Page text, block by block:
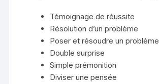
Témoignage de réussite
Résolution d’un problème
Poser et résoudre un problème
Double surprise
Simple prémonition
Diviser une pensée